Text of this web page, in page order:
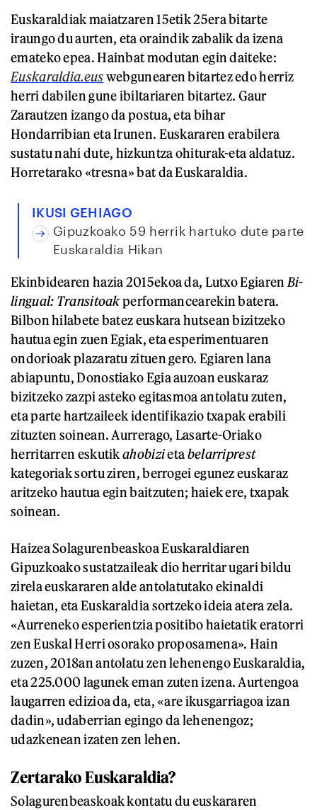
Euskaraldiak maiatzaren 15etik 25era bitarte
iraungo du aurten, eta oraindik zabalik da izena
emateko epea. Hainbat modutan egin daiteke:
Euskaraldia.euswebgunearen bitartez edo herriz
herri dabilen gune ibiltariaren bitartez. Gaur
Zarautzen izango da postua, eta bihar
Hondarribian eta Irunen. Euskararen erabilera
sustatu nahi dute, hizkuntza ohiturak-eta aldatuz.
Horretarako «tresna» bat da Euskaraldia.
IKUSI GEHIAGO
Gipuzkoako 59 herrik hartuko dute parte
Euskaraldia Hikan
Ekinbidearen hazia 2015ekoa da, Lutxo Egiaren Bi-
lingual: Transitoakperformancearekin batera.
Bilbon hilabete batez euskara hutsean bizitzeko
hautua egin zuen Egiak, eta esperimentuaren
ondorioak plazaratu zituen gero. Egiaren lana
abiapuntu, Donostiako Egia auzoan euskaraz
bizitzeko zazpi asteko egitasmoa antolatu zuten,
eta parte hartzaileek identifikazio txapak erabili
zituzten soinean. Aurrerago, Lasarte-Oriako
herritarren eskutikahobizietabelarriprest
kategoriak sortu ziren, berrogei egunez euskaraz
aritzeko hautua egin baitzuten; haiek ere, txapak
soinean.
Haizea Solagurenbeaskoa Euskaraldiaren
Gipuzkoako sustatzaileak dio herritar ugari bildu
zirela euskararen alde antolatutako ekinaldi
haietan, eta Euskaraldia sortzeko ideia atera zela.
«Aurreneko esperientzia positibo haietatik eratorri
zen Euskal Herri osorako proposamena». Hain
zuzen, 2018an antolatu zen lehenengo Euskaraldia,
eta 225.000 lagunek eman zuten izena. Aurtengoa
laugarren edizioa da, eta, «are ikusgarriagoa izan
dadin», udaberrian egingo da lehenengoz;
udazkenean izaten zen lehen.
Zertarako Euskaraldia?
Solagurenbeaskoak kontatu du euskararen